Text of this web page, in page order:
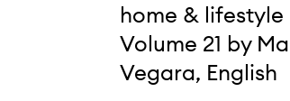
home &
Volume 21 by
Vegara, English